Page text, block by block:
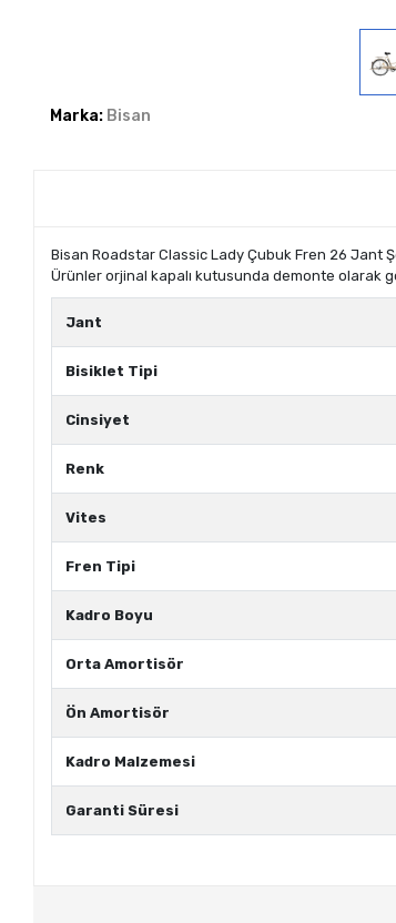
Marka: Bisan
Bisan Roadstar Classic Lady Çubuk Fren 26 Jant
Ürünler orjinal kapalı kutusunda demonte olarak
Jant
Bisiklet Tipi
Cinsiyet
Renk
Vites
Fren Tipi
Kadro Boyu
Orta Amortisör
Ön Amortisör
Kadro Malzemesi
Garanti Süresi